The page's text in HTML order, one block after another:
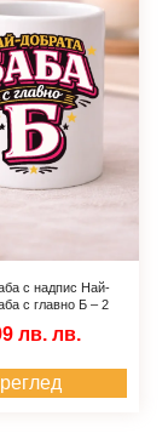
с надпис Най-
с главно Б – 2
лв. лв.